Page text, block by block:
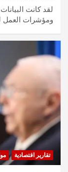
لقد كانت
ومؤشرات العمل
تقارير اقتصادية